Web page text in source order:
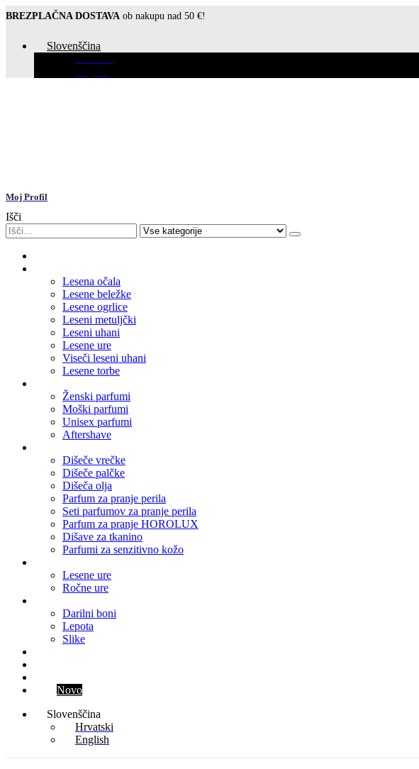
BREZPLAČNA DOSTAVA ob nakupu nad 50 €!
Slovenščina
Moj Profil
Išči
Lesena očala
Lesene beležke
Lesene ogrlice
Leseni metuljčki
Leseni uhani
Lesene ure
Viseči leseni uhani
Lesene torbe
Ženski parfumi
Moški parfumi
Unisex parfumi
Aftershave
Dišeče vrečke
Dišeče palčke
Dišeča olja
Parfum za pranje perila
Seti parfumov za pranje perila
Parfum za pranje HOROLUX
Dišave za tkanino
Parfumi za senzitivno kožo
Lesene ure
Ročne ure
Darilni boni
Lepota
Slike
Novo
Slovenščina
Hrvatski
English